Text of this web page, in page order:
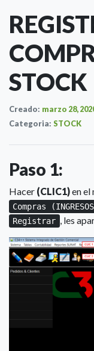
STOCK
Creado: marzo 28,
Categoria: STOCK
Paso 1:
Hacer (CLIC1)en el
Compras
Registrar , les